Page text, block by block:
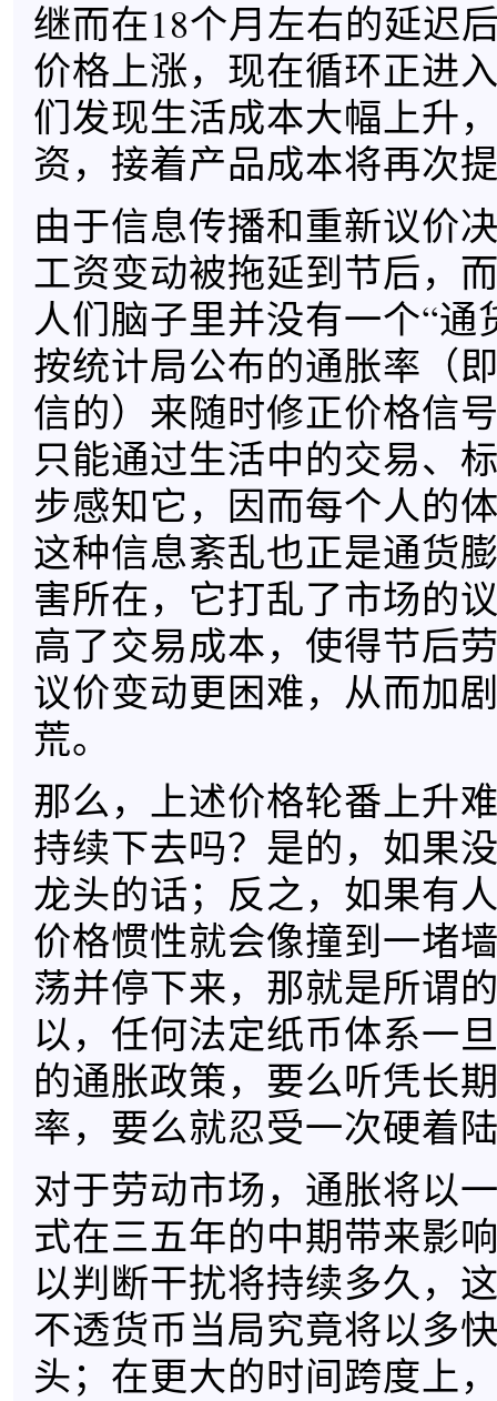
继而在18个月左右的延迟
价格上涨，现在循环正进
们发现生活成本大幅上升
资，接着产品成本将再
由于信息传播和重新议价
工资变动被拖延到节后，
人们脑子里并没有一个“通
按统计局公布的通胀率（
信的）来随时修正价格信
只能通过生活中的交易、
步感知它，因而每个人的
这种信息紊乱也正是通货
害所在，它打乱了市场的
高了交易成本，使得节后
议价变动更困难，从而加
荒。
那么，上述价格轮番上升
持续下去吗？是的，如果
龙头的话；反之，如果有
价格惯性就会像撞到一堵
荡并停下来，那就是所谓
以，任何法定纸币体系一
的通胀政策，要么听凭长
率，要么就忍受一次硬着
对于劳动市场，通胀将以
式在三五年的中期带来影
以判断干扰将持续多久，
不透货币当局究竟将以多
头；在更大的时间跨度上